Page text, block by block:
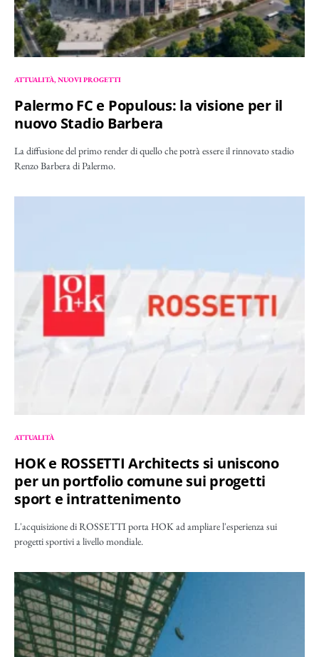
ATTUALITÀ NUOVI PROGETTI
Palermo FC e Populous: la visione per il
nuovo Stadio Barbera
La diffusione del primo render di quello che potrà essere il rinnovato stadio
Renzo Barbera di Palermo.
ATTUALITÀ
HOK e ROSSETTI Architects si uniscono
per un portfolio comune sui progetti
sport e intrattenimento
L'acquisizione di ROSSETTI porta HOK ad ampliare l'esperienza sui
progetti sportivi a livello mondiale.